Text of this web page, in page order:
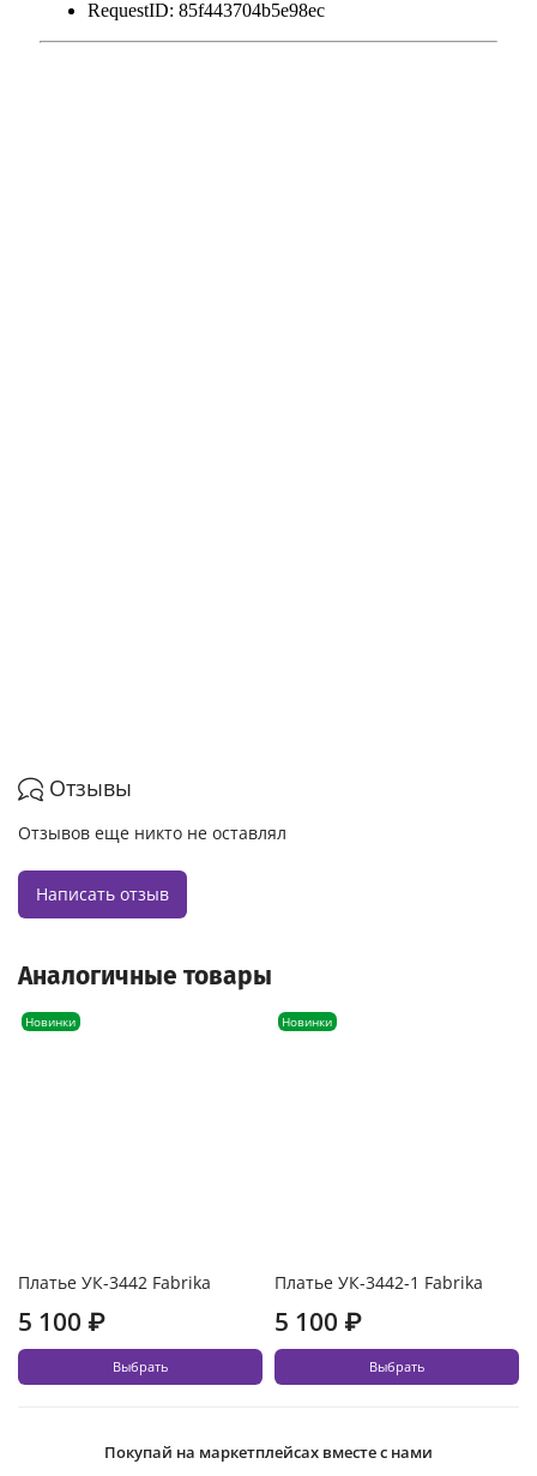
Отзывы
Отзывов еще никто не оставлял
Написать отзыв
Аналогичные товары
Новинки
Платье УК-3442 Fabrika
5 100 ₽
Выбрать
Новинки
Платье УК-3442-1 Fabrika
5 100 ₽
Выбрать
Покупай на маркетплейсах вместе с нами